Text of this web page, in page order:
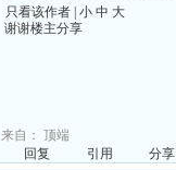
只看该作者| 小 中 大
谢谢楼主分享
来自： 顶端
回复
引用 分享